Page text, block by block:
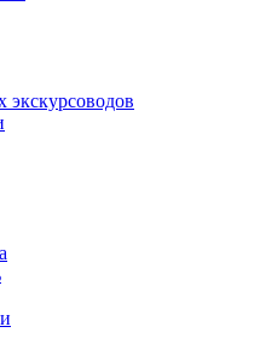
экскурсоводов